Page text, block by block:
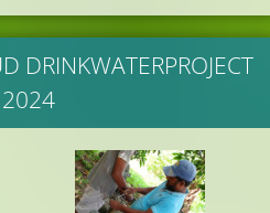
DRINKWATERPROJECT
2024